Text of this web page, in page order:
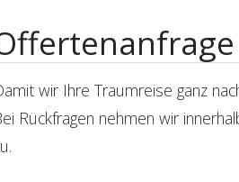
wir Ihre Traumreise ganz
Rückfragen nehmen wir